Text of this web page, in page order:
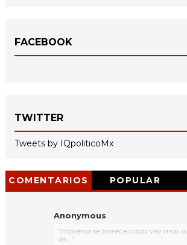
FACEBOOK
TWITTER
Tweets by IQpoliticoMx
COMENTARIOS POPULAR
Anonymous
"morena se parece cada vez más
m..."